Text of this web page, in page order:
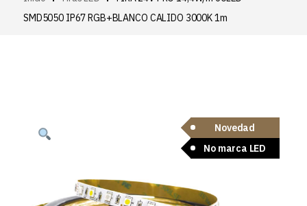
SMD5050 IP67 RGB+BLANCO CALIDO 3000K 1m
Novedad
No marca LED